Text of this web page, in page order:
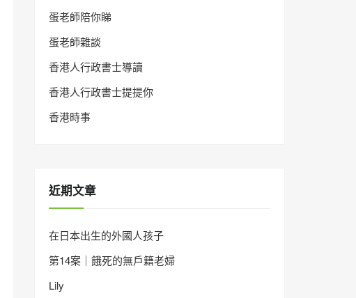
蛋老師陪你睇
蛋老師雜談
香港人行政書士導讀
香港人行政書士提提你
香港時事
近期文章
在日本出生的外國人孩子
第14案｜餓死的無戶籍老婦
Lily